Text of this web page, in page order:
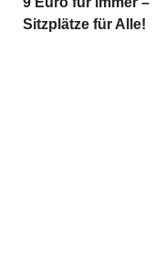
Sitzplätze für Alle!